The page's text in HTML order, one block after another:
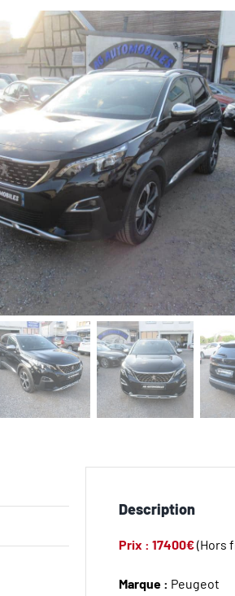
Description
Prix : 17400€(Hors
Marque : Peugeot